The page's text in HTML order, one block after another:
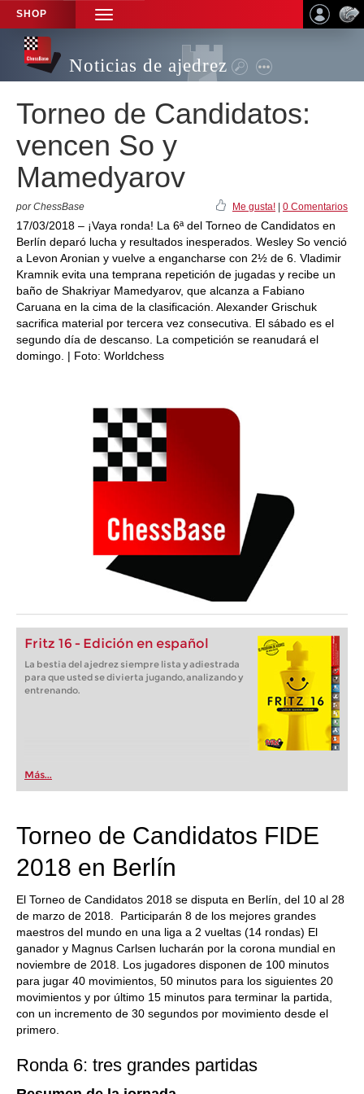
SHOP
TOGGLE
NAVIGATION
Noticias de ajedrez
Torneo de Candidatos:
vencen So y
Mamedyarov
por ChessBase Me gusta! 0 Comentarios
17/03/2018 – ¡Vaya ronda! La 6ª del Torneo de Candidatos en
Berlín deparó lucha y resultados inesperados. Wesley So venció
a Levon Aronian y vuelve a engancharse con 2½ de 6. Vladimir
Kramnik evita una temprana repetición de jugadas y recibe un
baño de Shakriyar Mamedyarov, que alcanza a Fabiano
Caruana en la cima de la clasificación. Alexander Grischuk
sacrifica material por tercera vez consecutiva. El sábado es el
segundo día de descanso. La competición se reanudará el
domingo. | Foto: Worldchess
Fritz 16 - Edición en español
La bestia del ajedrez siempre lista y adiestrada
para que usted se divierta jugando, analizando y
entrenando.
Más...
Torneo de Candidatos FIDE
2018 en Berlín
El Torneo de Candidatos 2018 se disputa en Berlín, del 10 al 28
de marzo de 2018. Participarán 8 de los mejores grandes
maestros del mundo en una liga a 2 vueltas (14 rondas) El
ganador y Magnus Carlsen lucharán por la corona mundial en
noviembre de 2018. Los jugadores disponen de 100 minutos
para jugar 40 movimientos, 50 minutos para los siguientes 20
movimientos y por último 15 minutos para terminar la partida,
con un incremento de 30 segundos por movimiento desde el
primero.
Ronda 6: tres grandes partidas